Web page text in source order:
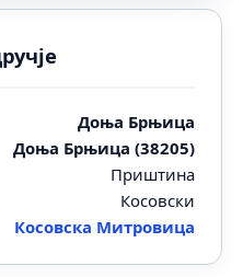
Доња Брњица
Доња Брњица (38205)
Приштина
Косовски
Косовска Митровица